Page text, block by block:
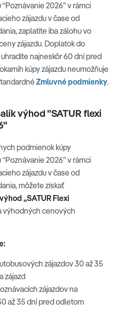
2026” v rámci
zájazdu v čase od
zaplatíte iba zálohu vo
zájazdu. Doplatok do
najneskôr 60 dní pred
kúpy zájazdu neumožňuje
Zmluvné podmienky.
výhod "SATUR flexi
podmienok kúpy
2026” v rámci
zájazdu v čase od
môžete získať
„SATUR Flexi
výhodných cenových
zájazdov 30 až 35
zájazd
zájazdov na
až 35 dní pred odletom